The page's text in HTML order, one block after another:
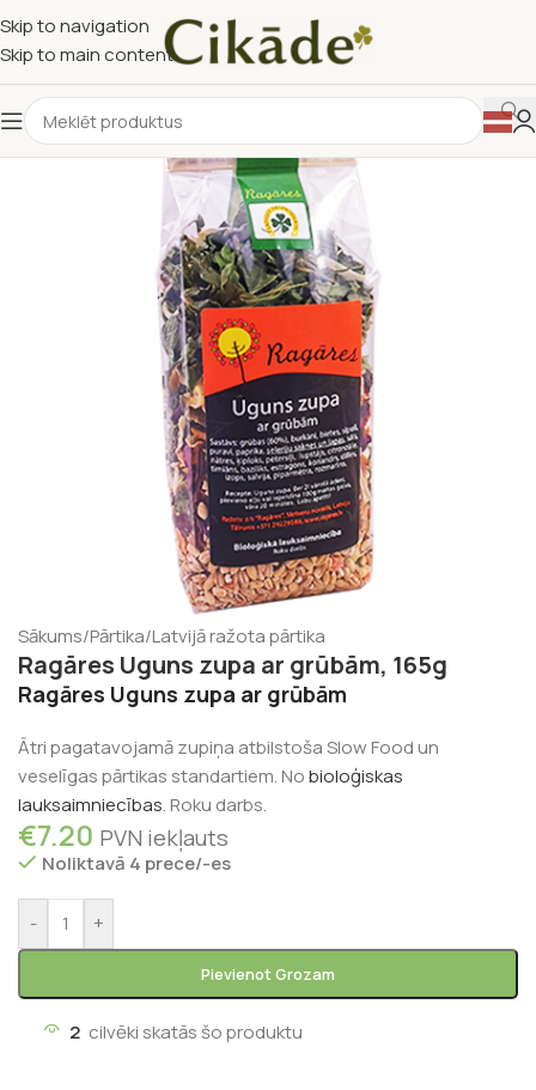
Skip to navigation
Skip to main content
Sākums/Pārtika/Latvijā ražota pārtika
Ragāres Uguns zupa ar grūbām, 165g
Ragāres Uguns zupa ar grūbām
Ātri pagatavojamā zupiņa atbilstoša Slow Food un
veselīgas pārtikas standartiem. Nobioloģiskas
lauksaimniecības. Roku darbs.
€7.20 PVN iekļauts
Noliktavā 4 prece/-es
- +
Pievienot Grozam
2 cilvēki skatās šo produktu